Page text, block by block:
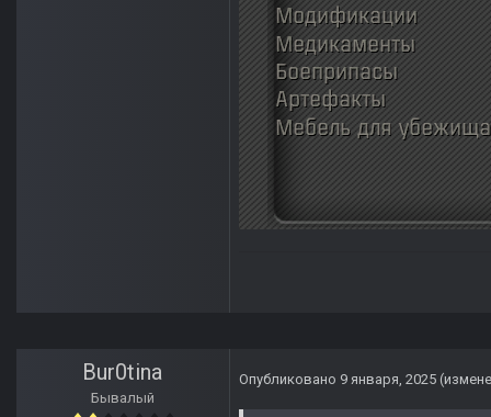
Bur0tina
Бывалый
Опубликовано 9 января, 2025